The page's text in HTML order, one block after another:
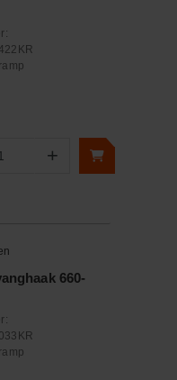
+
660-